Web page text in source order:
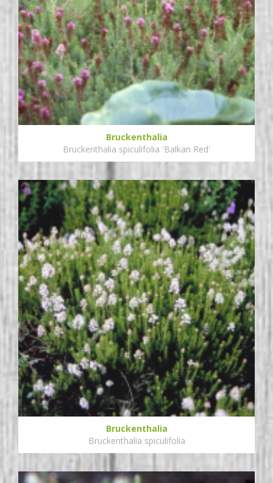
Bruckenthalia
Bruckenthalia spiculifolia 'Balkan Red'
Bruckenthalia
Bruckenthalia spiculifolia